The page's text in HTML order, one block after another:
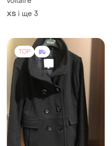
ХS і ще 3
TOP